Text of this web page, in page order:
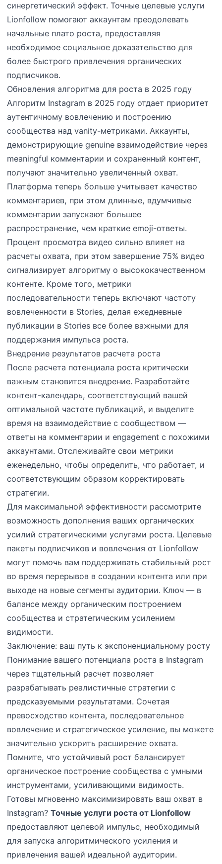
синергетический эффект. Точные целевые услуги
Lionfollow помогают аккаунтам преодолевать
начальные плато роста, предоставляя
необходимое социальное доказательство для
более быстрого привлечения органических
подписчиков.
Обновления алгоритма для роста в 2025 году
Алгоритм Instagram в 2025 году отдает приоритет
аутентичному вовлечению и построению
сообщества над vanity-метриками. Аккаунты,
демонстрирующие genuine взаимодействие через
meaningful комментарии и сохраненный контент,
получают значительно увеличенный охват.
Платформа теперь больше учитывает качество
комментариев, при этом длинные, вдумчивые
комментарии запускают большее
распространение, чем краткие emoji-ответы.
Процент просмотра видео сильно влияет на
расчеты охвата, при этом завершение 75% видео
сигнализирует алгоритму о высококачественном
контенте. Кроме того, метрики
последовательности теперь включают частоту
вовлеченности в Stories, делая ежедневные
публикации в Stories все более важными для
поддержания импульса роста.
Внедрение результатов расчета роста
После расчета потенциала роста критически
важным становится внедрение. Разработайте
контент-календарь, соответствующий вашей
оптимальной частоте публикаций, и выделите
время на взаимодействие с сообществом —
ответы на комментарии и engagement с похожими
аккаунтами. Отслеживайте свои метрики
еженедельно, чтобы определить, что работает, и
соответствующим образом корректировать
стратегии.
Для максимальной эффективности рассмотрите
возможность дополнения ваших органических
усилий стратегическими услугами роста. Целевые
пакеты подписчиков и вовлечения от Lionfollow
могут помочь вам поддерживать стабильный рост
во время перерывов в создании контента или при
выходе на новые сегменты аудитории. Ключ — в
балансе между органическим построением
сообщества и стратегическим усилением
видимости.
Заключение: ваш путь к экспоненциальному росту
Понимание вашего потенциала роста в Instagram
через тщательный расчет позволяет
разрабатывать реалистичные стратегии с
предсказуемыми результатами. Сочетая
превосходство контента, последовательное
вовлечение и стратегическое усиление, вы можете
значительно ускорить расширение охвата.
Помните, что устойчивый рост балансирует
органическое построение сообщества с умными
инструментами, усиливающими видимость.
Готовы мгновенно максимизировать ваш охват в
Instagram?Точные услуги роста от Lionfollow
предоставляют целевой импульс, необходимый
для запуска алгоритмического усиления и
привлечения вашей идеальной аудитории.